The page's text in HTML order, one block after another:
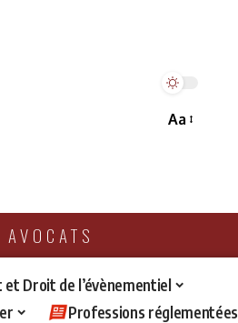
Aa
Droit de l’évènementiel
Professions réglementées